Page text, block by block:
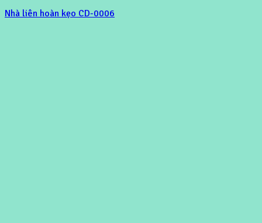
Nhà liên hoàn kẹo CD-0006